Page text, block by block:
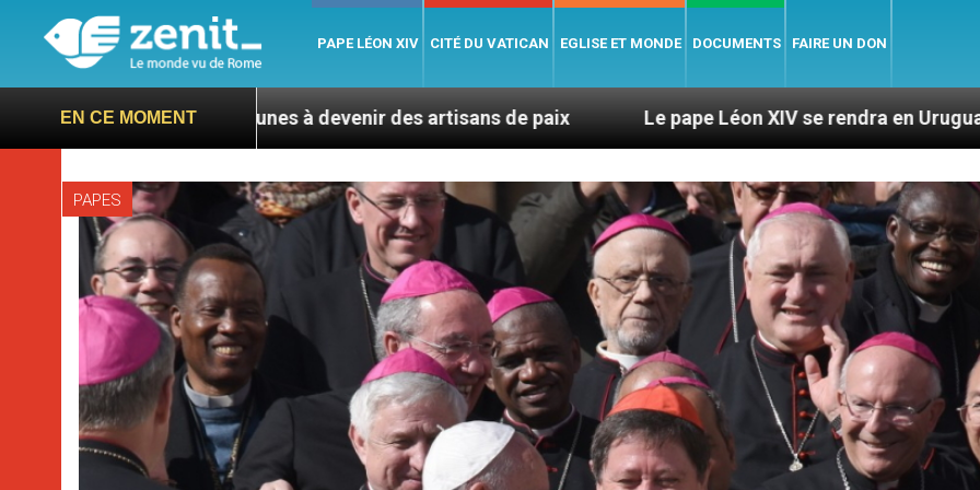
PAPE LÉON XIV CITÉ DU VATICAN EGLISE ET MONDE DOCUMENTS FAIRE UN DON
EN CE MOMENT
les jeunes à devenir des artisans de paix Le pape Léon XIV se rendra en Uruguay, en Argentine
PAPES